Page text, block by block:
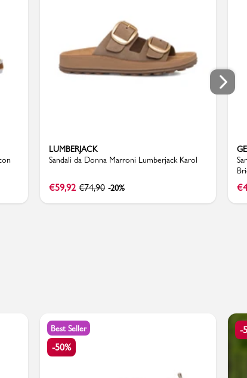
LUMBERJACK
Sandali da Donna Marroni Lumberjack Karol
€59,92 €74,90 -20% €
Best Seller
-50%
-